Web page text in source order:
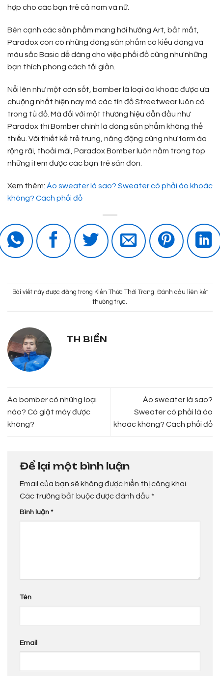
hợp cho các bạn trẻ cả nam và nữ.
Bên cạnh các sản phẩm mang hơi hướng Art, bắt mắt,
Paradox còn có những dòng sản phẩm có kiểu dáng và
màu sắc Basic dễ dàng cho việc phối đồ cũng như những
bạn thích phong cách tối giản.
Nổi lên như một cơn sốt, bomber là loại áo khoác được ưa
chuộng nhất hiện nay mà các tín đồ Streetwear luôn có
trong tủ đồ. Mà đối với một thương hiệu dẫn đầu như
Paradox thì Bomber chính là dòng sản phẩm không thể
thiếu. Với thiết kế trẻ trung, năng động cũng như form áo
rộng rãi, thoải mái, Paradox Bomber luôn nằm trong top
những item được các bạn trẻ săn đón.
Xem thêm: Áo sweater là sao? Sweater có phải áo khoác
không? Cách phối đồ
Bài viết này được đăng trong Kiến Thức Thời Trang. Đánh dấu
liên kết
thường trực.
TH BIỂN
Áo bomber có những loại
nào? Có giặt máy được
không?
Áo sweater là sao?
Sweater có phải là áo
khoác không? Cách phối đồ
Để lại một bình luận
Email của bạn sẽ không được hiển thị công khai.
Các trường bắt buộc được đánh dấu *
Bình luận *
Tên
Email